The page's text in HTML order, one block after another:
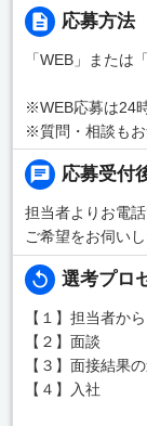
応募方法
「WEB」または
※WEB応募は24
※質問・相談もお
応募受付
担当者よりお電
ご希望をお伺い
選考プロ
【１】担当者か
【２】面談
【３】面接結果
【４】入社